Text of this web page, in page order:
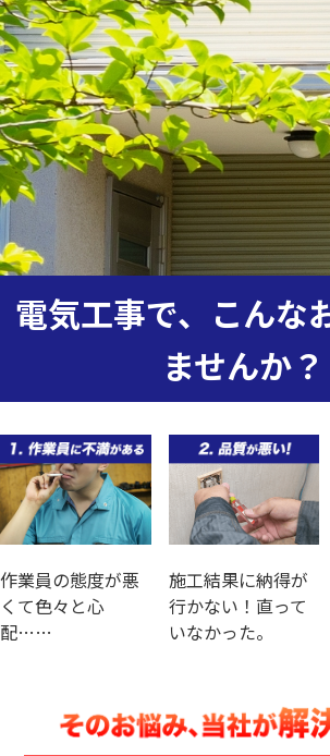
電気工事で、こんな
ませんか？
作業員の態度が悪
くて色々と心
配……
施工結果に納得が
行かない！直って
いなかった。